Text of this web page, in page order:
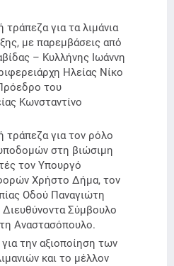
για τα λιμάνια
με παρεμβάσεις από
– Κυλλήνης Ιωάννη
Ηλείας Νίκο
του
Κωνσταντίνο
τράπεζα για τον ρόλο
στη βιώσιμη
τον Υπουργό
Χρήστο Δήμα, τον
Οδού Παναγιώτη
Διευθύνοντα Σύμβουλο
Αναστασόπουλο.
την αξιοποίηση των
και το μέλλον